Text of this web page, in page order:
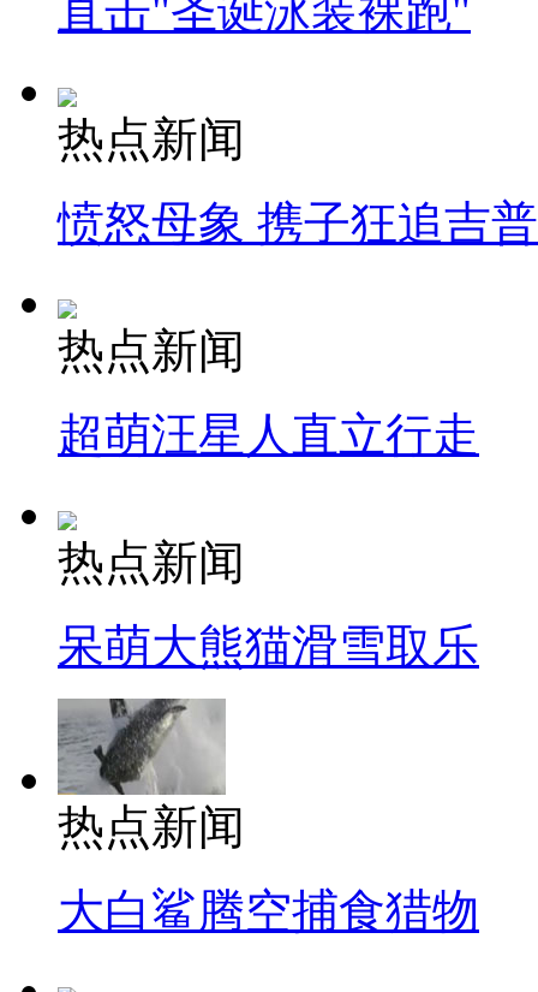
直击"圣诞泳装裸跑"
热点新闻
愤怒母象 携子狂追吉
热点新闻
超萌汪星人直立行走
热点新闻
呆萌大熊猫滑雪取乐
热点新闻
大白鲨腾空捕食猎物